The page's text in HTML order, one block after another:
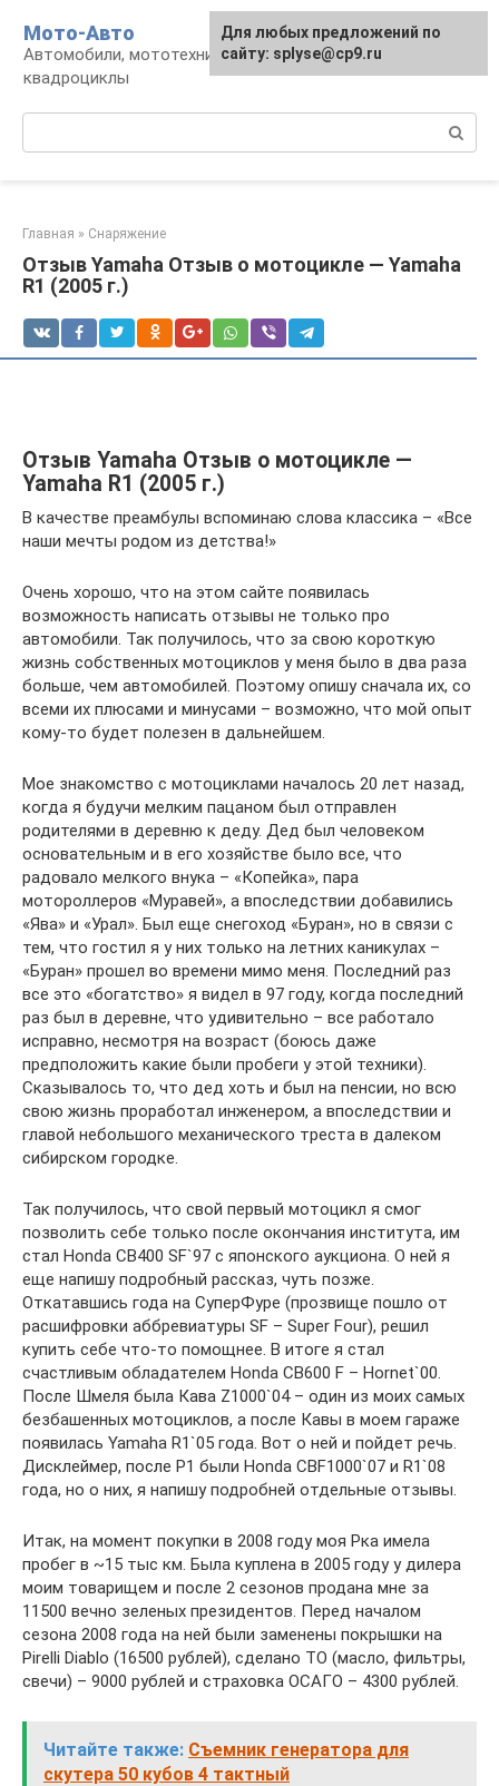
контенту
Мото-Авто
Автомобили, мототехника, снегоходы,
квадроциклы
Главная » Снаряжение
Отзыв Yamaha Отзыв о мотоцикле — Yamaha
R1 (2005 г.)
Отзыв Yamaha Отзыв о мотоцикле —
Yamaha R1 (2005 г.)
В качестве преамбулы вспоминаю слова классика – «Все
наши мечты родом из детства!»
Очень хорошо, что на этом сайте появилась
возможность написать отзывы не только про
автомобили. Так получилось, что за свою короткую
жизнь собственных мотоциклов у меня было в два раза
больше, чем автомобилей. Поэтому опишу сначала их, со
всеми их плюсами и минусами – возможно, что мой опыт
кому-то будет полезен в дальнейшем.
Мое знакомство с мотоциклами началось 20 лет назад,
когда я будучи мелким пацаном был отправлен
родителями в деревню к деду. Дед был человеком
основательным и в его хозяйстве было все, что
радовало мелкого внука – «Копейка», пара
мотороллеров «Муравей», а впоследствии добавились
«Ява» и «Урал». Был еще снегоход «Буран», но в связи с
тем, что гостил я у них только на летних каникулах –
«Буран» прошел во времени мимо меня. Последний раз
все это «богатство» я видел в 97 году, когда последний
раз был в деревне, что удивительно – все работало
исправно, несмотря на возраст (боюсь даже
предположить какие были пробеги у этой техники).
Сказывалось то, что дед хоть и был на пенсии, но всю
свою жизнь проработал инженером, а впоследствии и
главой небольшого механического треста в далеком
сибирском городке.
Так получилось, что свой первый мотоцикл я смог
позволить себе только после окончания института, им
стал Honda CB400 SF`97 с японского аукциона. О ней я
еще напишу подробный рассказ, чуть позже.
Откатавшись года на СуперФуре (прозвище пошло от
расшифровки аббревиатуры SF – Super Four), решил
купить себе что-то помощнее. В итоге я стал
счастливым обладателем Honda CB600 F – Hornet`00.
После Шмеля была Кава Z1000`04 – один из моих самых
безбашенных мотоциклов, а после Кавы в моем гараже
появилась Yamaha R1`05 года. Вот о ней и пойдет речь.
Дисклеймер, после Р1 были Honda CBF1000`07 и R1`08
года, но о них, я напишу подробней отдельные отзывы.
Итак, на момент покупки в 2008 году моя Рка имела
пробег в ~15 тыс км. Была куплена в 2005 году у дилера
моим товарищем и после 2 сезонов продана мне за
11500 вечно зеленых президентов. Перед началом
сезона 2008 года на ней были заменены покрышки на
Pirelli Diablo (16500 рублей), сделано ТО (масло, фильтры,
свечи) – 9000 рублей и страховка ОСАГО – 4300 рублей.
Читайте также: Съемник генератора для
скутера 50 кубов 4 тактный
Для любых предложений по
сайту: splyse@cp9.ru